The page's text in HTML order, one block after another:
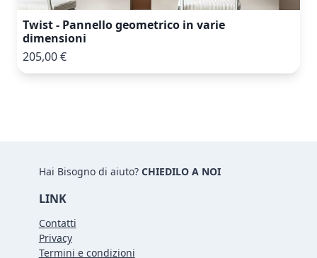
Twist - Pannello geometrico in varie
dimensioni
205,00 €
Hai Bisogno di aiuto? CHIEDILO A NOI
LINK
Contatti
Privacy
Termini e condizioni